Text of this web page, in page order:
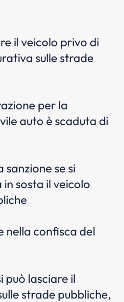
il veicolo privo di
sulle strade
per la
auto è scaduta di
sanzione se si
sosta il veicolo
nella confisca del
può lasciare il
strade pubbliche,